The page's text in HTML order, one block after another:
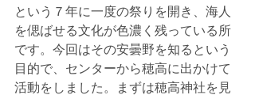
という７年に一度の祭りを開き、海人
を偲ばせる文化が色濃く残っている所
です。今回はその安曇野を知るという
目的で、センターから穂高に出かけて
活動をしました。まずは穂高神社を見